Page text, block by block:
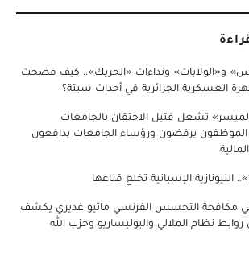
و«الولايات» ونداءات «الحريك».. كيف فضحت
العسكرية الجزائرية في أحداث سبتة؟
تشعل فتيل الاحتقان بالجامعات
الموظفون يرفضون ورؤساء الجامعات يدافعون
النيونازية الإسبانية تخلع قناعها
مكافحة التجسس الفرنسي ماثيو غديري يكشف
نظام الملالي والبوليساريو وحزب الله